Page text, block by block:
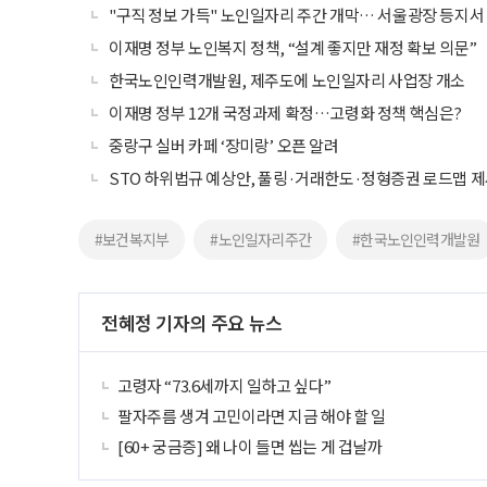
"구직 정보 가득" 노인일자리 주간 개막… 서울광장 등지서
이재명 정부 노인복지 정책, “설계 좋지만 재정 확보 의문”
한국노인인력개발원, 제주도에 노인일자리 사업장 개소
이재명 정부 12개 국정과제 확정…고령화 정책 핵심은?
중랑구 실버 카페 ‘장미랑’ 오픈 알려
STO 하위법규 예상안, 풀링·거래한도·정형증권 로드맵
#보건복지부 #노인일자리주간 #한국노인인력개발원
전혜정 기자의 주요 뉴스
고령자 “73.6세까지 일하고 싶다”
팔자주름 생겨 고민이라면 지금 해야 할 일
[60+ 궁금증] 왜 나이 들면 씹는 게 겁날까